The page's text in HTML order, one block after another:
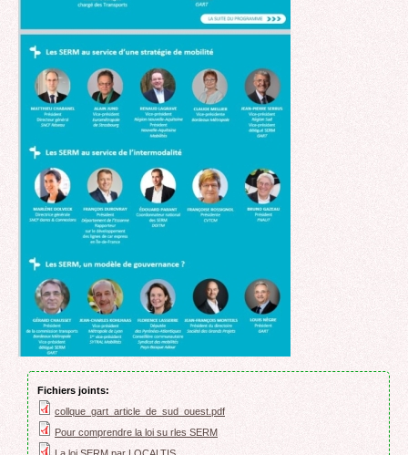
Fichiers joints:
collque_gart_article_de_sud_ouest.pdf
Pour comprendre la loi su rles SERM